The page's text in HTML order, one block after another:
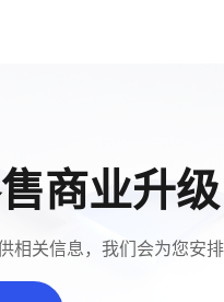
商业升级
相关信息，我们会为您安